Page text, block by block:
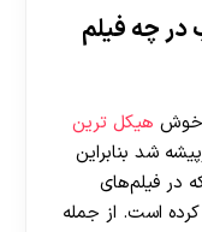
در چه فیلم
خوش هیکل ترین
هنرپیشه شد بنابراین
در فیلم‌های
است. از جمله